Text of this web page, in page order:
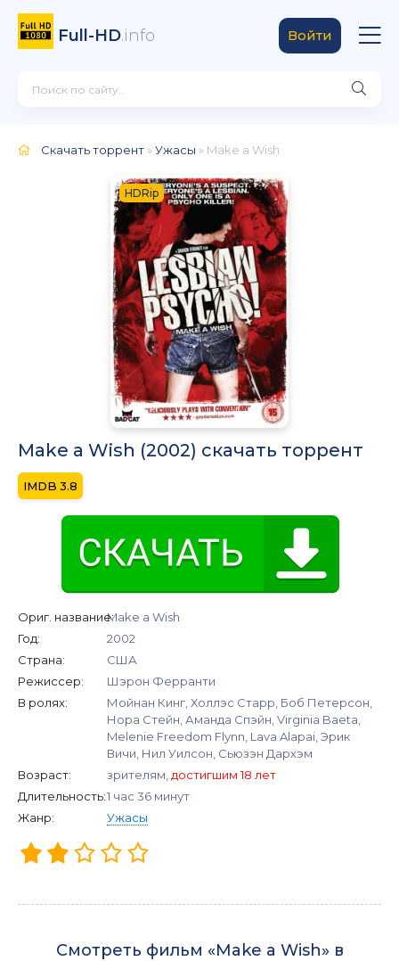
Full-HD.info Войти
Скачать торрент »Ужасы » Make a Wish
HDRip
Make a Wish (2002) скачать торрент
3.8
Ориг. название:Make a Wish
Год:
2002
Страна:
США
Режиссер:
Шэрон Ферранти
В ролях:
Мойнан Кинг, Холлэс Старр, Боб Петерсон,
Нора Стейн, Аманда Спэйн, Virginia Baeta,
Melenie Freedom Flynn, Lava Alapai, Эрик
Вичи, Нил Уилсон, Сьюзэн Дархэм
Возраст:
зрителям,достигшим 18 лет
Длительность:1 час 36 минут
Жанр:
Ужасы
Смотреть фильм «Make a Wish» в